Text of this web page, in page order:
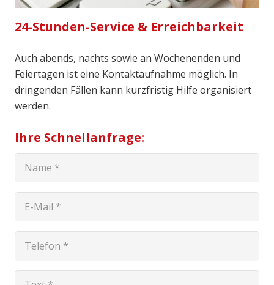
24-Stunden-Service & Erreichbarkeit
Auch abends, nachts sowie an Wochenenden und
Feiertagen ist eine Kontaktaufnahme möglich. In
dringenden Fällen kann kurzfristig Hilfe organisiert
werden.
Ihre Schnellanfrage: